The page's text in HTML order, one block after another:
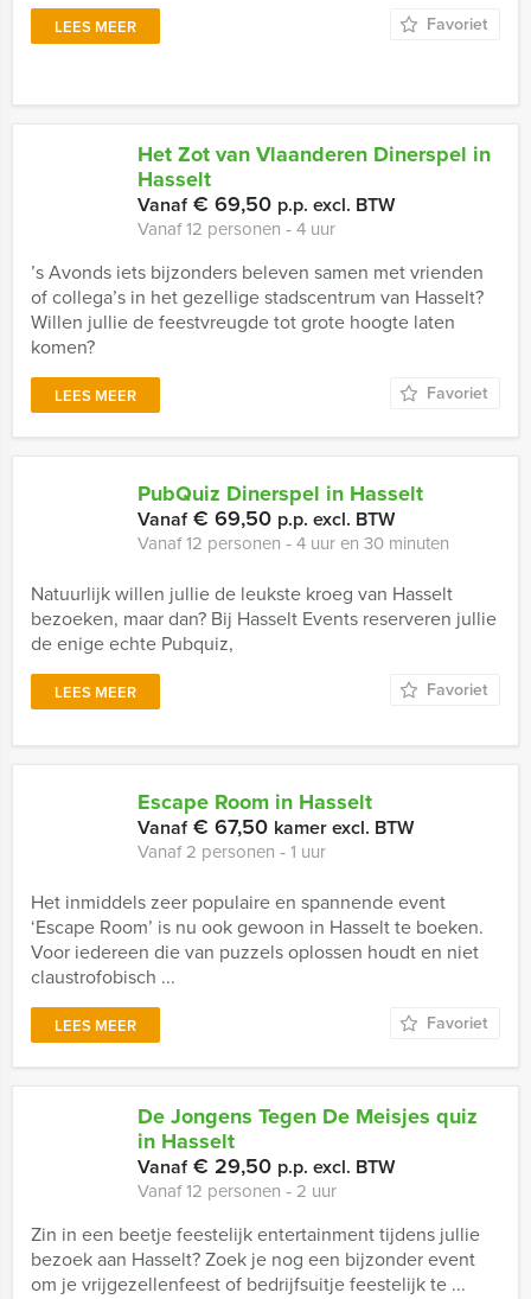
LEES MEER Favoriet
Het Zot van Vlaanderen Dinerspel in
Hasselt
Vanaf€ 69,50 p.p. excl. BTW
Vanaf 12 personen ‐ 4 uur
’s Avonds iets bijzonders beleven samen met vrienden
of collega’s in het gezellige stadscentrum van Hasselt?
Willen jullie de feestvreugde tot grote hoogte laten
komen?
LEES MEER Favoriet
PubQuiz Dinerspel in Hasselt
Vanaf€ 69,50 p.p. excl. BTW
Vanaf 12 personen ‐ 4 uur en 30 minuten
Natuurlijk willen jullie de leukste kroeg van Hasselt
bezoeken, maar dan? Bij Hasselt Events reserveren jullie
de enige echte Pubquiz,
LEES MEER Favoriet
Escape Room in Hasselt
Vanaf€ 67,50 kamer excl. BTW
Vanaf 2 personen ‐ 1 uur
Het inmiddels zeer populaire en spannende event
‘Escape Room’ is nu ook gewoon in Hasselt te boeken.
Voor iedereen die van puzzels oplossen houdt en niet
claustrofobisch ...
LEES MEER Favoriet
De Jongens Tegen De Meisjes quiz
in Hasselt
Vanaf€ 29,50 p.p. excl. BTW
Vanaf 12 personen ‐ 2 uur
Zin in een beetje feestelijk entertainment tijdens jullie
bezoek aan Hasselt? Zoek je nog een bijzonder event
om je vrijgezellenfeest of bedrijfsuitje feestelijk te ...